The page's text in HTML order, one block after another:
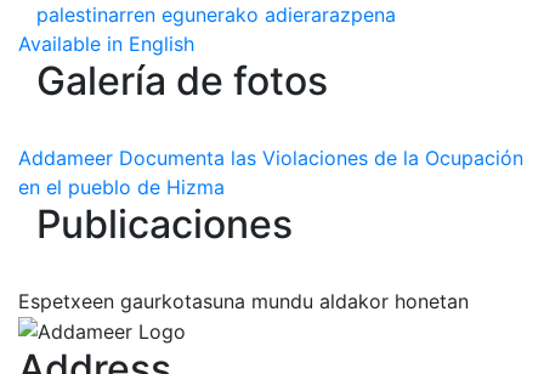
palestinarren egunerako adierarazpena
Available in English
Galería de fotos
Addameer Documenta las Violaciones de la Ocupación
en el pueblo de Hizma
Publicaciones
Espetxeen gaurkotasuna mundu aldakor honetan